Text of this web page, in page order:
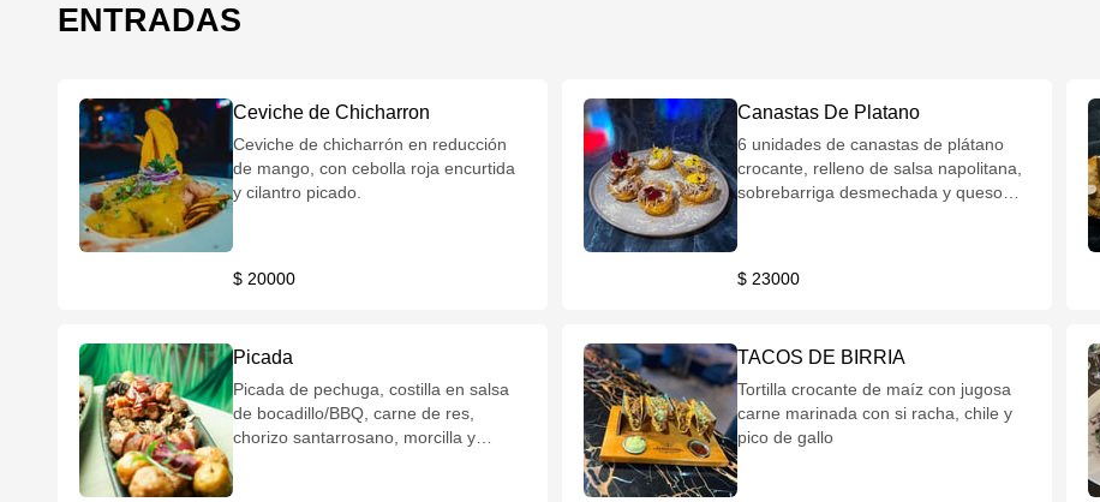
ENTRADAS
Ceviche de Chicharron
Ceviche de chicharrón en reducción
de mango, con cebolla roja encurtida
y cilantro picado.
$ 20000
Canastas De Platano
6 unidades de canastas de plátano
crocante, relleno de salsa napolitana,
sobrebarriga desmechada y queso
$ 23000
Picada
Picada de pechuga, costilla en salsa
de bocadillo/BBQ, carne de res,
chorizo santarrosano, morcilla y
TACOS DE BIRRIA
Tortilla crocante de maíz con jugosa
carne marinada con si racha, chile y
pico de gallo